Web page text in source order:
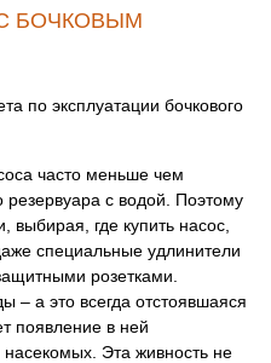
БОЧКОВЫМ
по эксплуатации бочкового
часто меньше чем
резервуара с водой. Поэтому
выбирая, где купить насос,
специальные удлинители
розетками.
– а это всегда отстоявшаяся
появление в ней
Эта живность не